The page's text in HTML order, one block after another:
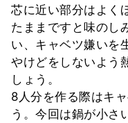
芯に近い部分はよく
たままですと味のし
い、キャベツ嫌いを
やけどをしないよう
しょう。
8人分を作る際はキ
う。今回は鍋が小さ